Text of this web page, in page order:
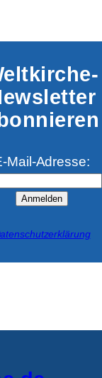
Mail-Adresse:
Anmelden